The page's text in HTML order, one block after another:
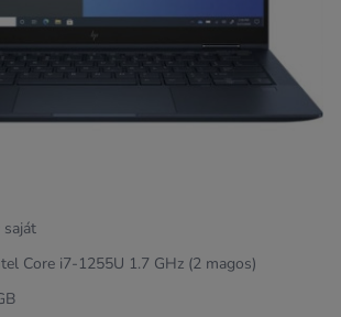
saját
Core i7-1255U 1.7 GHz (2 magos)